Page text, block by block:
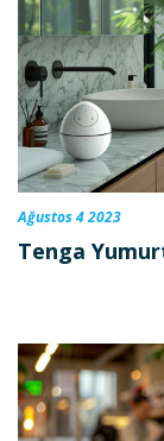
Ağustos 4 2023
Tenga